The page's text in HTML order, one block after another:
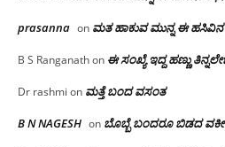
prasanna on ಮತ ಹಾಕುವ ಮುನ್ನ ಈ
B S Ranganathon ಈ ಸಂಖ್ಯೆ ಇದ್ದ ಹಣ್ಣು
Dr rashmi on ಮತ್ತೆ ಬಂದ ವಸಂತ
B N NAGESH on ಬೊಬ್ಬೆ ಬಂದರೂ ಬಿಡದ